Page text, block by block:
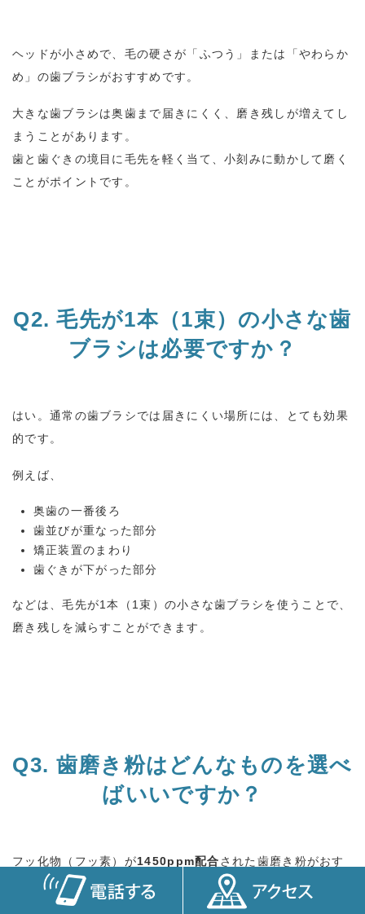
ヘッドが小さめで、毛の硬さが「ふつう」または「やわらか
め」の歯ブラシがおすすめです。
大きな歯ブラシは奥歯まで届きにくく、磨き残しが増えてし
まうことがあります。
歯と歯ぐきの境目に毛先を軽く当て、小刻みに動かして磨く
ことがポイントです。
Q2.毛先が1本（1束）の小さな歯
ブラシは必要ですか？
はい。通常の歯ブラシでは届きにくい場所には、とても効果
的です。
例えば、
奥歯の一番後ろ
歯並びが重なった部分
矯正装置のまわり
歯ぐきが下がった部分
などは、毛先が1本（ 1 束）の小さな歯ブラシを使うことで、
磨き残しを減らすことができます。
Q3. 歯磨き粉はどんなものを選べ
ばいいですか？
フッ化物（フッ素）が1450ppm配合された歯磨き粉がおす
すめです。